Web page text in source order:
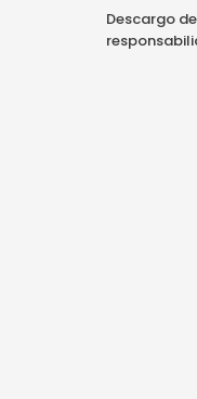
Descargo de